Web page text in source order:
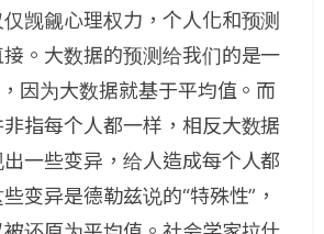
觊觎心理权力，个人化和预测
。大数据的预测给我们的是一
因为大数据就基于平均值。而
非指每个人都一样，相反大数据
一些变异，给人造成每个人都
变异是德勒兹说的“特殊性”，